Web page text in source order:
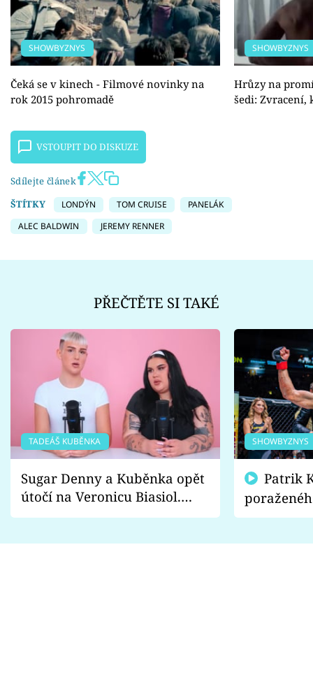
SHOWBYZNYS
Čeká se v kinech - Filmové novinky na
rok 2015 pohromadě
SHOWBYZNYS
Hrůzy na
šedi: Zvracení,
VSTOUPIT DO DISKUZE
Sdílejte článek
ŠTÍTKY
LONDÝN TOM CRUISE
PANELÁK
ALEC BALDWIN
JEREMY RENNER
PŘEČTĚTE SI TAKÉ
TADEÁŠ KUBĚNKA
Sugar Denny a Kuběnka opět
útočí na Veronicu Biasiol.
Proč je podle nich falešná a
SHOWBYZNYS
fanoušci